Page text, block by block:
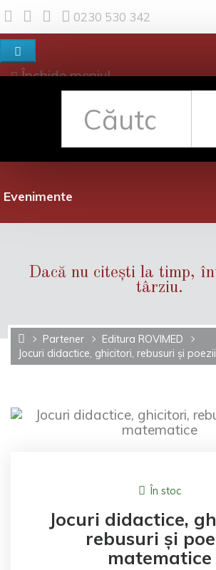
0230 530 342
Închide meniul
Evenimente
Dacă nu citești la timp,
târziu.
Partener
Editura ROVIMED
Jocuri didactice, ghicitori, rebusuri și
În stoc
Jocuri didactice,
rebusuri și
matematice